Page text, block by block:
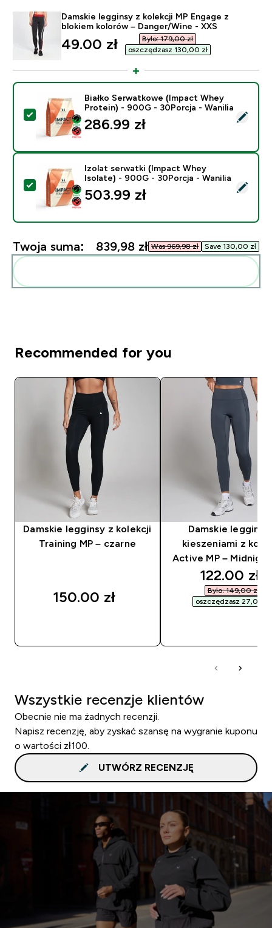
Damskie legginsy z kolekcji MP Engage z
blokiem kolorów – Danger/Wine - XXS
discounted price
49.00 zł‎
Było: 179,00 zł‎
oszczędzasz 130,00 zł‎
Wybierz ten produkt - Białko Serwatkowe (Impact
Białko Serwatkowe (Impact Whey
Protein) - 900G - 30Porcja - Wanilia
286.99 zł‎
Wybierz ten produkt - Izolat serwatki (Impact Whey
Izolat serwatki (Impact Whey
Isolate) - 900G - 30Porcja - Wanilia
503.99 zł‎
Twoja suma: 839,98 zł‎ Was 969,98 zł‎ Save 130,00 zł‎
Recommended for you
Damskie legginsy z kolekcji
Training MP – czarne
150.00 zł‎
Damskie legginsy
kieszeniami z
Active MP –
122.00 zł‎
Było: 149,00 zł‎
oszczędzasz 27,00 zł‎
Wszystkie recenzje klientów
Obecnie nie ma żadnych recenzji.
Napisz recenzję, aby zyskać szansę na wygranie kuponu
o wartości zł100.
UTWÓRZ RECENZJĘ